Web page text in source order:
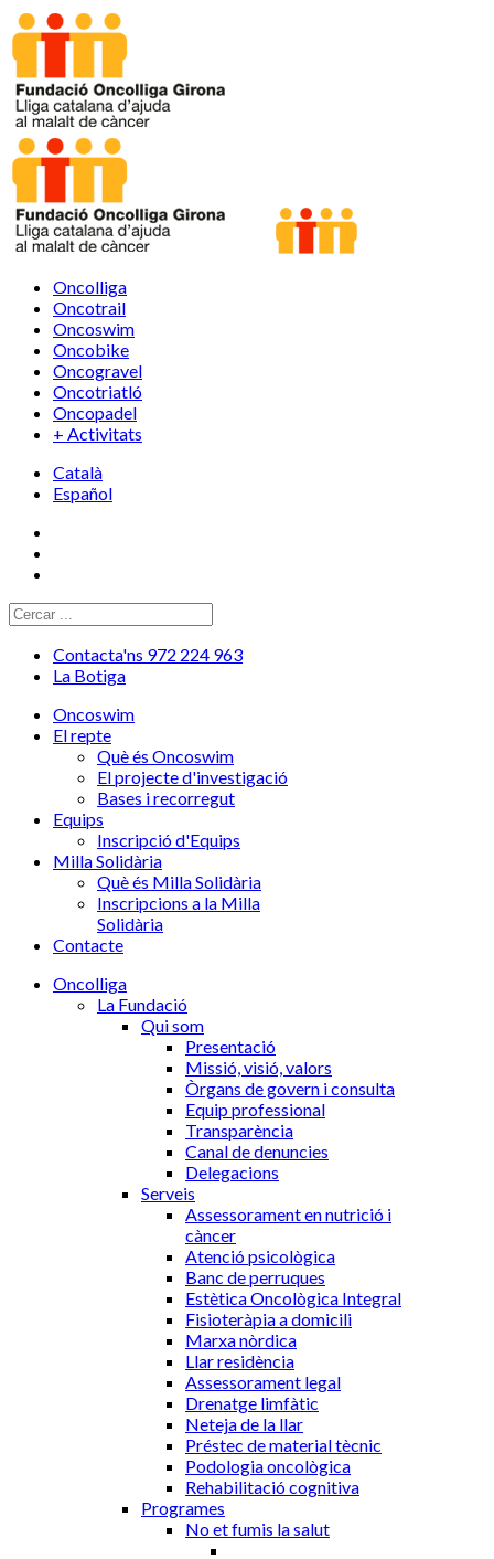
Oncolliga
Oncotrail
Oncoswim
Oncobike
Oncogravel
Oncotriatló
Oncopadel
+ Activitats
Català
Español
Contacta'ns 972 224 963
La Botiga
Oncoswim
El repte
Què és Oncoswim
El projecte d'investigació
Bases i recorregut
Equips
Inscripció d'Equips
Milla Solidària
Què és Milla Solidària
Inscripcions a la Milla
Solidària
Contacte
Oncolliga
La Fundació
Qui som
Presentació
Missió, visió, valors
Òrgans de govern i consulta
Equip professional
Transparència
Canal de denuncies
Delegacions
Serveis
Assessorament en nutrició i
càncer
Atenció psicològica
Banc de perruques
Estètica Oncològica Integral
Fisioteràpia a domicili
Marxa nòrdica
Llar residència
Assessorament legal
Drenatge limfàtic
Neteja de la llar
Préstec de material tècnic
Podologia oncològica
Rehabilitació cognitiva
Programes
No et fumis la salut